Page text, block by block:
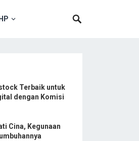
Terbaik untuk
dengan Komisi
Cina, Kegunaan